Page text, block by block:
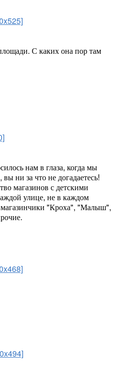
С каких она пор там
нам в глаза, когда мы
ни за что не догадаетесь!
магазинов с детскими
улице, не в каждом
магазинчики "Кроха", "Малыш",